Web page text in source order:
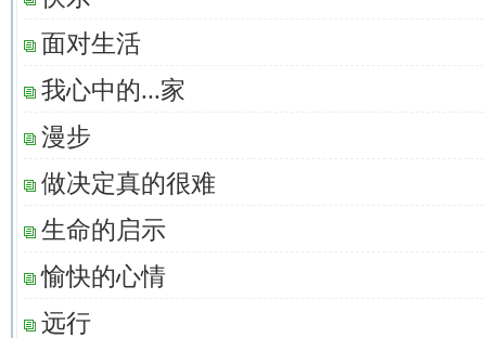
面对生活
我心中的...家
漫步
做决定真的很难
生命的启示
愉快的心情
远行